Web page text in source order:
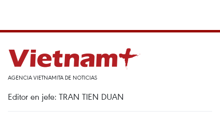
AGENCIA VIETNAMITA DE NOTICIAS
Editor en jefe: TRAN TIEN DUAN